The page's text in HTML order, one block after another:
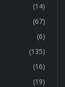
(14)
(67)
(6)
(135)
(16)
(19)